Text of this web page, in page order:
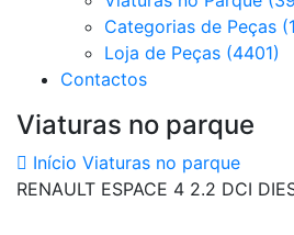
Categorias de Peças
Loja de Peças (4401)
Contactos
Viaturas no parque
Início Viaturas no parque
RENAULT ESPACE 4 2.2 DCI